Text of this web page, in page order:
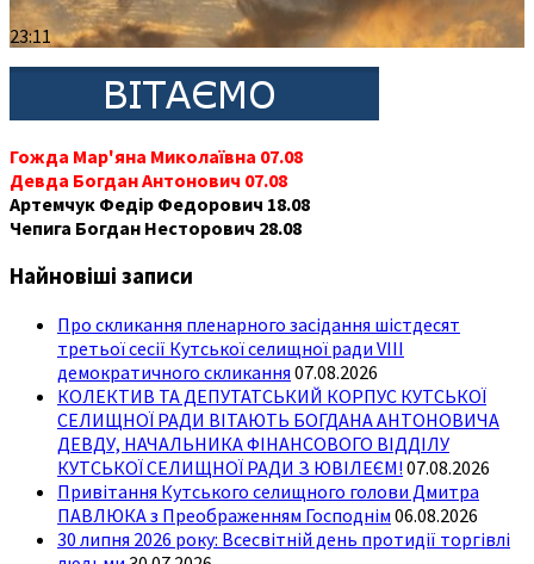
23:11
Гожда Мар'яна Миколаївна 07.08
Девда Богдан Антонович 07.08
Артемчук Федір Федорович 18.08
Чепига Богдан Несторович 28.08
Найновіші записи
Про скликання пленарного засідання шістдесят
третьої сесії Кутської селищної ради VIII
демократичного скликання 07.08.2026
КОЛЕКТИВ ТА ДЕПУТАТСЬКИЙ КОРПУС КУТСЬКОЇ
СЕЛИЩНОЇ РАДИ ВІТАЮТЬ БОГДАНА АНТОНОВИЧА
ДЕВДУ, НАЧАЛЬНИКА ФІНАНСОВОГО ВІДДІЛУ
КУТСЬКОЇ СЕЛИЩНОЇ РАДИ З ЮВІЛЕЄМ! 07.08.2026
Привітання Кутського селищного голови Дмитра
ПАВЛЮКА з Преображенням Господнім 06.08.2026
30 липня 2026 року: Всесвітній день протидії торгівлі